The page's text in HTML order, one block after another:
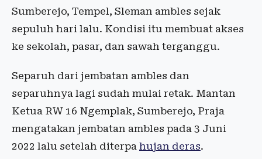
Sumberejo, Tempel, Sleman ambles sejak
sepuluh hari lalu. Kondisi itu membuat akses
ke sekolah, pasar, dan sawah terganggu.
Separuh dari jembatan ambles dan
separuhnya lagi sudah mulai retak. Mantan
Ketua RW 16 Ngemplak, Sumberejo, Praja
mengatakan jembatan ambles pada 3 Juni
2022 lalu setelah diterpa hujan deras.